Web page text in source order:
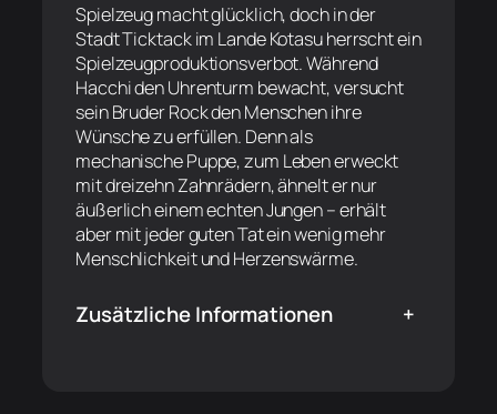
Spielzeug macht glücklich, doch in der
Stadt Ticktack im Lande Kotasu herrscht ein
Spielzeugproduktionsverbot. Während
Hacchi den Uhrenturm bewacht, versucht
sein Bruder Rock den Menschen ihre
Wünsche zu erfüllen. Denn als
mechanische Puppe, zum Leben erweckt
mit dreizehn Zahnrädern, ähnelt er nur
äußerlich einem echten Jungen – erhält
aber mit jeder guten Tat ein wenig mehr
Menschlichkeit und Herzenswärme.
Zusätzliche Informationen +